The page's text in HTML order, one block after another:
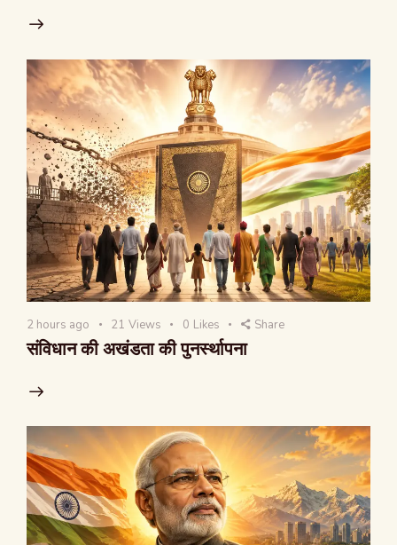
2 hours ago 21 Views 0 Likes Share
संविधान की अखंडता की पुनर्स्थापना